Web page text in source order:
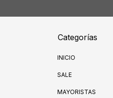
Categorías
INICIO
SALE
MAYORISTAS